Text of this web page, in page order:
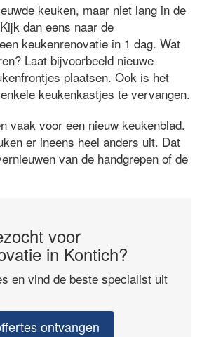
keuken, maar niet lang in de
dan eens naar de
keukenrenovatie in 1 dag. Wat
Laat bijvoorbeeld nieuwe
plaatsen. Ook is het
keukenkastjes te vervangen.
vaak voor een nieuw keukenblad.
er ineens heel anders uit. Dat
van de handgrepen of de
voor
in Kontich?
en vind de beste specialist uit
ontvangen